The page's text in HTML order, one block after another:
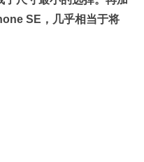
SE，几乎相当于将